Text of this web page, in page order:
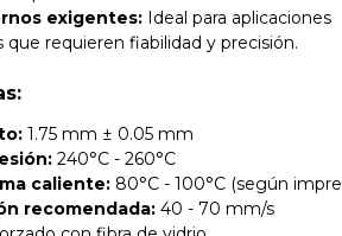
exigentes: Ideal para aplicaciones
requieren fiabilidad y precisión.
1.75 mm ± 0.05 mm
240°C - 260°C
caliente: 80°C - 100°C (según
recomendada: 40 - 70 mm/s